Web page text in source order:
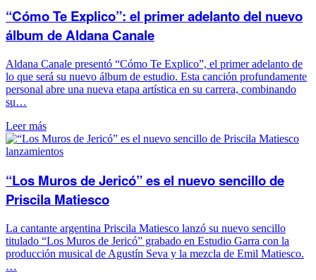
“Cómo Te Explico”: el primer adelanto del nuevo
álbum de Aldana Canale
Aldana Canale presentó “Cómo Te Explico”, el primer adelanto de
lo que será su nuevo álbum de estudio. Esta canción profundamente
personal abre una nueva etapa artística en su carrera, combinando
su…
Leer más
lanzamientos
“Los Muros de Jericó” es el nuevo sencillo de
Priscila Matiesco
La cantante argentina Priscila Matiesco lanzó su nuevo sencillo
titulado “Los Muros de Jericó” grabado en Estudio Garra con la
producción musical de Agustín Seva y la mezcla de Emil Matiesco.
…